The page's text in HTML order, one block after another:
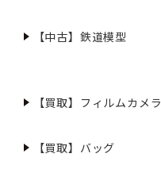
【中古】鉄道模型
【買取】フィルムカメラ
【買取】バッグ